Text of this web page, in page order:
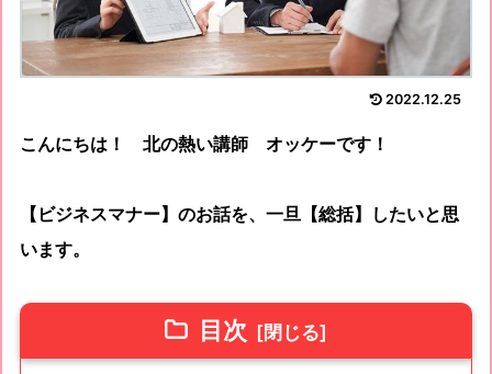
2022.12.25
こんにちは！ 北の熱い講師 オッケーです！
【ビジネスマナー】のお話を、一旦【総括】したいと思
います。
目次